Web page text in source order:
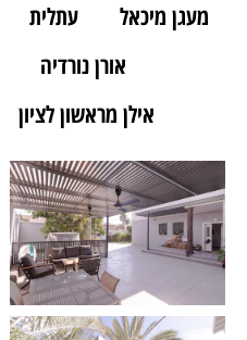
מעגן מיכאל
עתלית
אורן נורדיה
אילן מראשון לציון